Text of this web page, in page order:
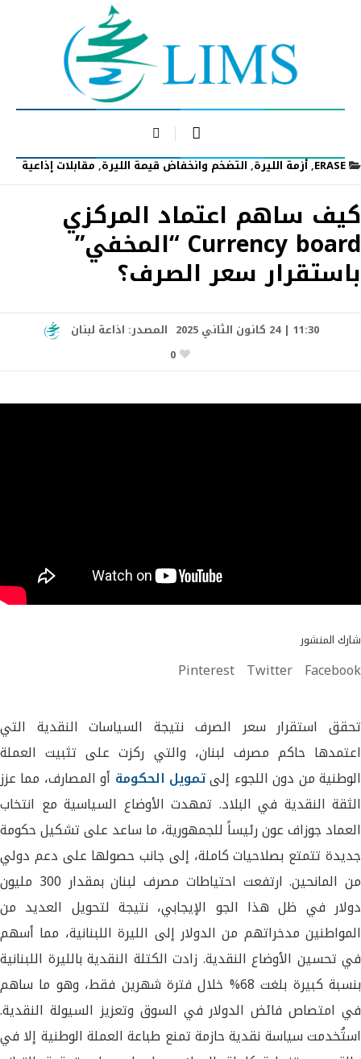
ERASE
,أزمة الليرة,التضخم وانخفاض قيمة الليرة,مقابلات إذاعية
كيف ساهم اعتماد المركزي
Currency board “المخفي”
باستقرار سعر الصرف؟
11:30 | 24 كانون الثاني 2025 المصدر: اذاعة لبنان
0
شارك المنشور
Facebook
Twitter
Pinterest
تحقق استقرار سعر الصرف نتيجة السياسات النقدية التي
اعتمدها حاكم مصرف لبنان، والتي ركزت على تثبيت العملة
الوطنية من دون اللجوء إلىتمويل الحكومة أو المصارف، مما عزز
الثقة النقدية في البلاد. تمهدت الأوضاع السياسية مع انتخاب
العماد جوزاف عون رئيساً للجمهورية، ما ساعد على تشكيل حكومة
جديدة تتمتع بصلاحيات كاملة، إلى جانب حصولها على دعم دولي
من المانحين. ارتفعت احتياطات مصرف لبنان بمقدار 300 مليون
دولار في ظل هذا الجو الإيجابي، نتيجة لتحويل العديد من
المواطنين مدخراتهم من الدولار إلى الليرة اللبنانية، مما أسهم
في تحسين الأوضاع النقدية. زادت الكتلة النقدية بالليرة اللبنانية
بنسبة كبيرة بلغت 68% خلال فترة شهرين فقط، وهو ما ساهم
في امتصاص فائض الدولار في السوق وتعزيز السيولة النقدية.
استُخدمت سياسة نقدية حازمة تمنع طباعة العملة الوطنية إلا في